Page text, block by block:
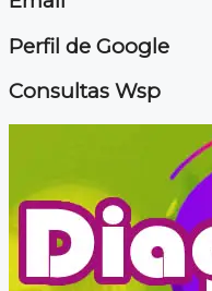
Perfil de Google
Consultas Wsp